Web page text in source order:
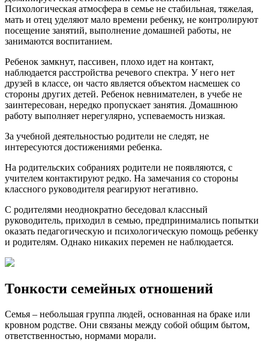
Психологическая атмосфера в семье не стабильная, тяжелая,
мать и отец уделяют мало времени ребенку, не контролируют
посещение занятий, выполнение домашней работы, не
занимаются воспитанием.
Ребенок замкнут, пассивен, плохо идет на контакт,
наблюдается расстройства речевого спектра. У него нет
друзей в классе, он часто является объектом насмешек со
стороны других детей. Ребенок невнимателен, в учебе не
заинтересован, нередко пропускает занятия. Домашнюю
работу выполняет нерегулярно, успеваемость низкая.
За учебной деятельностью родители не следят, не
интересуются достижениями ребенка.
На родительских собраниях родители не появляются, с
учителем контактируют редко. На замечания со стороны
классного руководителя реагируют негативно.
С родителями неоднократно беседовал классный
руководитель, приходил в семью, предпринимались попытки
оказать педагогическую и психологическую помощь ребенку
и родителям. Однако никаких перемен не наблюдается.
Тонкости семейных отношений
Семья – небольшая группа людей, основанная на браке или
кровном родстве. Они связаны между собой общим бытом,
ответственностью, нормами морали.